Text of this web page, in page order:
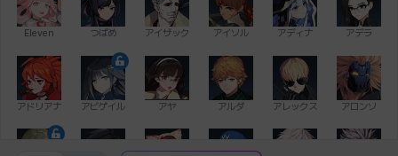
Eleven つばめ アイザック アイソル アディナ アデラ
アドリアナ アビゲイル アヤ アルダ アレックス アロンソ